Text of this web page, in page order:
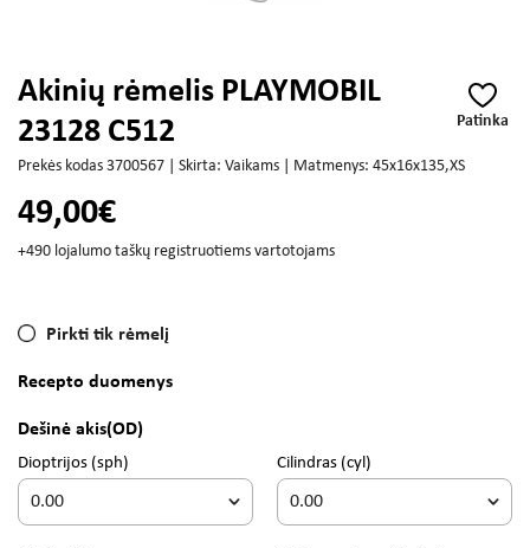
Patinka
Akinių rėmelis PLAYMOBIL
23128 C512
Prekės kodas 3700567 | Skirta: Vaikams | Matmenys: 45x16x135,XS
49,00€
+490 lojalumo taškų registruotiems vartotojams
Pirkti tik rėmelį
Recepto duomenys
Dešinė akis(OD)
Dioptrijos (sph) Cilindras (cyl)